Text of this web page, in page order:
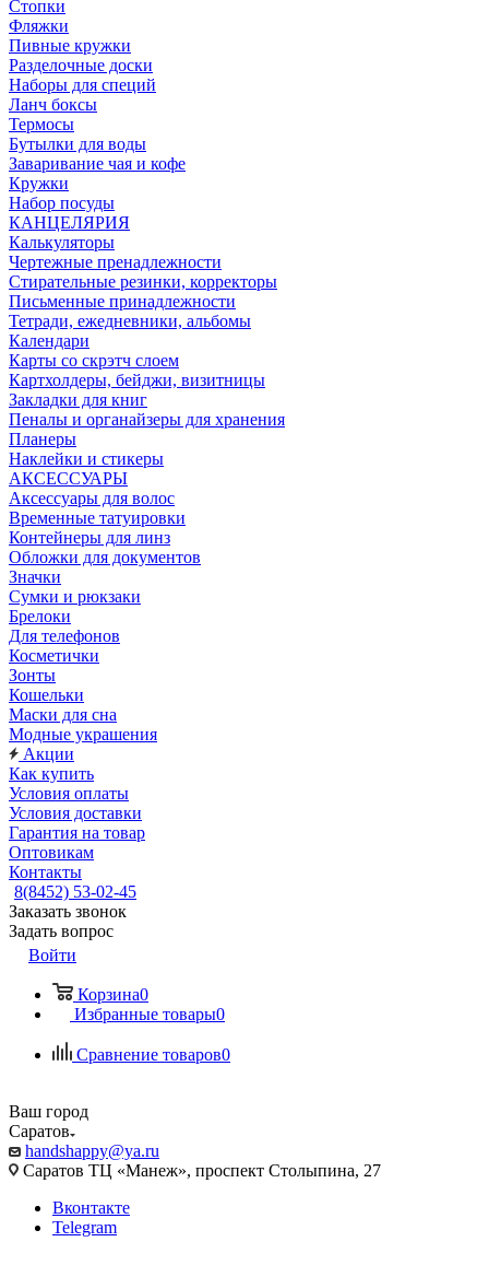
Стопки
Фляжки
Пивные кружки
Разделочные доски
Наборы для специй
Ланч боксы
Термосы
Бутылки для воды
Заваривание чая и кофе
Кружки
Набор посуды
КАНЦЕЛЯРИЯ
Калькуляторы
Чертежные пренадлежности
Стирательные резинки, корректоры
Письменные принадлежности
Тетради, ежедневники, альбомы
Календари
Карты со скрэтч слоем
Картхолдеры, бейджи, визитницы
Закладки для книг
Пеналы и органайзеры для хранения
Планеры
Наклейки и стикеры
АКСЕССУАРЫ
Аксессуары для волос
Временные татуировки
Контейнеры для линз
Обложки для документов
Значки
Сумки и рюкзаки
Брелоки
Для телефонов
Косметички
Зонты
Кошельки
Маски для сна
Модные украшения
Акции
Как купить
Условия оплаты
Условия доставки
Гарантия на товар
Оптовикам
Контакты
8(8452) 53-02-45
Заказать звонок
Задать вопрос
Войти
Корзина0
Избранные товары0
Сравнение товаров0
Ваш город
Саратов
handshappy@ya.ru
Саратов ТЦ «Манеж», проспект Столыпина, 27
Вконтакте
Telegram